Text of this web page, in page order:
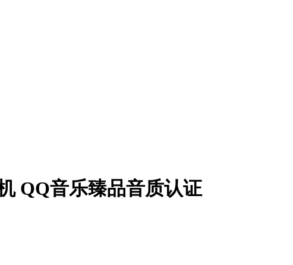
QQ音乐臻品音质认证